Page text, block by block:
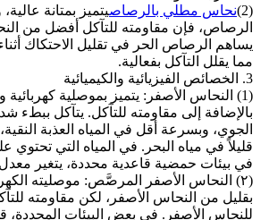
(2)
نحاس مطلي بالرصاصيتميز بمتانة
الرصاص، فإن مقاومته للتآكل أفضل من
يساهم الرصاص الحر في تقليل الاحتكاك
مما يقلل التآكل بفعالية.
3. الخصائص الفيزيائية والكيميائية
(1) النحاس الأصفر: يتميز بموصلية كهربائية
بالإضافة إلى مقاومته للتآكل. يتآكل ببطء
الجوي، وبسرعة أقل في المياه العذبة
قليلاً في مياه البحر. في المياه التي تحتوي
في بيئات حمضية قاعدية محددة، يتغير معدل
(٢) النحاس الأصفر المرصَّص: موصليته
بقليل من النحاس الأصفر، لكن مقاومته
للنحاس الأصفر. في بعض البيئات المحددة،